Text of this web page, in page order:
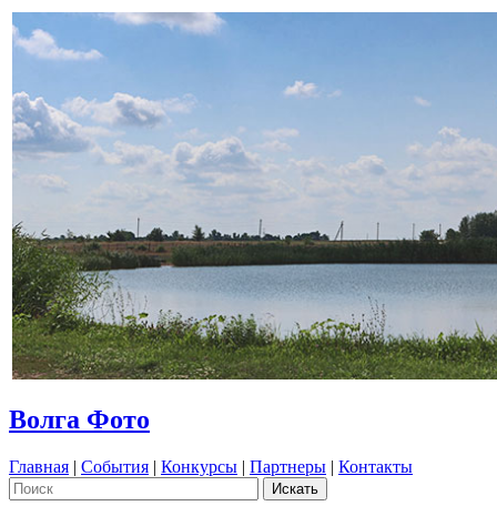
Волга Фото
Главная | События | Конкурсы | Партнеры | Контакты